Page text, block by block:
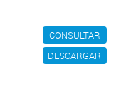
CONSULTAR
DESCARGAR